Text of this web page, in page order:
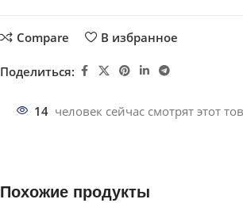
Compare В избранное
Поделиться:
14 человек сейчас смотрят этот
Похожие продукты